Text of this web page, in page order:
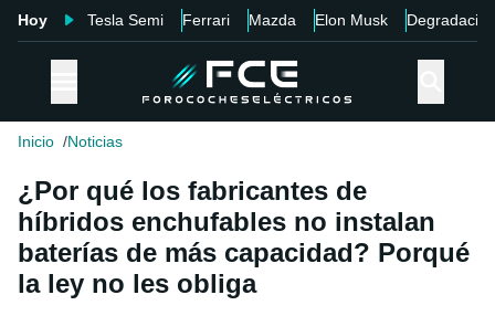
Hoy Tesla Semi Ferrari Mazda Elon Musk Degradación
Inicio Noticias
¿Por qué los fabricantes de
híbridos enchufables no instalan
baterías de más capacidad? Porqué
la ley no les obliga